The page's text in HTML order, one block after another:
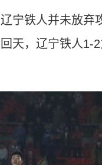
铁人并未放弃攻
天，辽宁铁人1-2